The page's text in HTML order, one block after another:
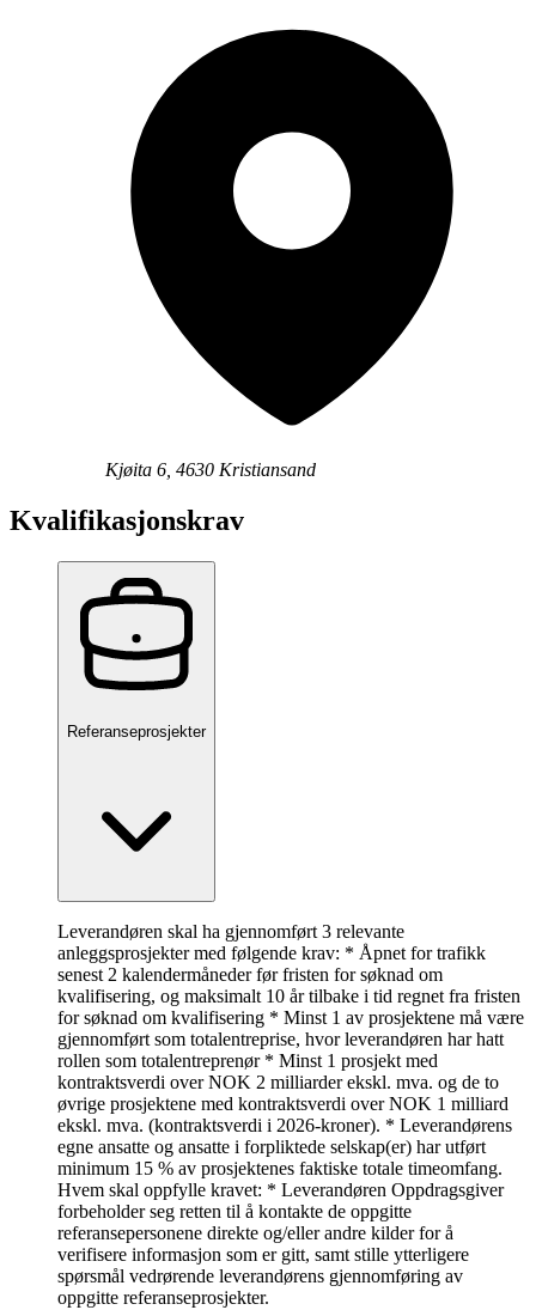
Kjøita 6, 4630 Kristiansand
Kvalifikasjonskrav
Referanseprosjekter
Leverandøren skal ha gjennomført 3 relevante
anleggsprosjekter med følgende krav: * Åpnet for trafikk
senest 2 kalendermåneder før fristen for søknad om
kvalifisering, og maksimalt 10 år tilbake i tid regnet fra fristen
for søknad om kvalifisering * Minst 1 av prosjektene må være
gjennomført som totalentreprise, hvor leverandøren har hatt
rollen som totalentreprenør * Minst 1 prosjekt med
kontraktsverdi over NOK 2 milliarder ekskl. mva. og de to
øvrige prosjektene med kontraktsverdi over NOK 1 milliard
ekskl. mva. (kontraktsverdi i 2026-kroner). * Leverandørens
egne ansatte og ansatte i forpliktede selskap(er) har utført
minimum 15 % av prosjektenes faktiske totale timeomfang.
Hvem skal oppfylle kravet: * Leverandøren Oppdragsgiver
forbeholder seg retten til å kontakte de oppgitte
referansepersonene direkte og/eller andre kilder for å
verifisere informasjon som er gitt, samt stille ytterligere
spørsmål vedrørende leverandørens gjennomføring av
oppgitte referanseprosjekter.